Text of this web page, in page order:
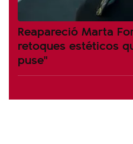
Reapareció Marta
retoques estéticos
puse"